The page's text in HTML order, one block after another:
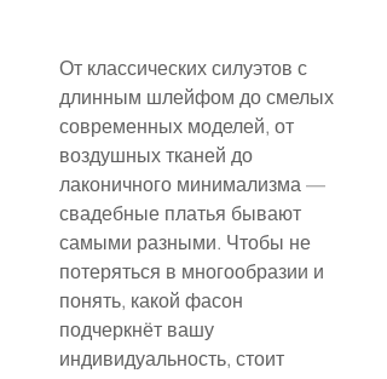
От классических силуэтов с
длинным шлейфом до смелых
современных моделей, от
воздушных тканей до
лаконичного минимализма —
свадебные платья бывают
самыми разными. Чтобы не
потеряться в многообразии и
понять, какой фасон
подчеркнёт вашу
индивидуальность, стоит